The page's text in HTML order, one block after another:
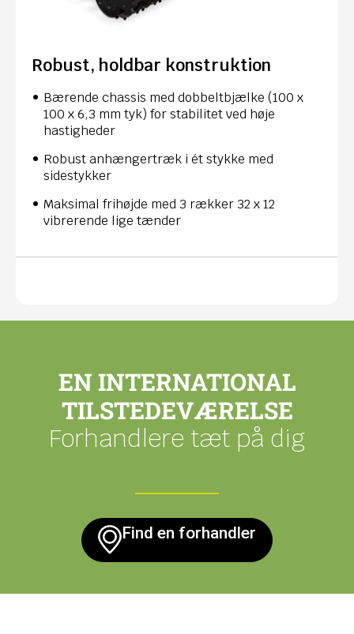
Robust, holdbar konstruktion
Bærende chassis med dobbeltbjælke (100 x
100 x 6,3 mm tyk) for stabilitet ved høje
hastigheder
Robust anhængertræk i ét stykke med
sidestykker
Maksimal frihøjde med 3 rækker 32 x 12
vibrerende lige tænder
EN INTERNATIONAL
TILSTEDEVÆRELSE
Forhandlere tæt på dig
Find en forhandler